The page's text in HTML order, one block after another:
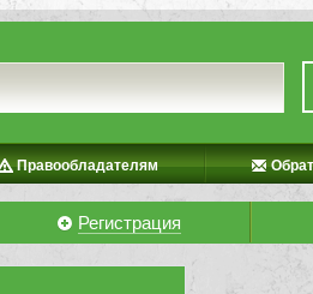
Правообладателям
Регистрация